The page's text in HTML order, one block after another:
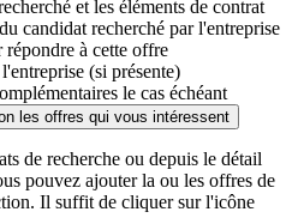
et les éléments de contrat
candidat recherché par l'entreprise
répondre à cette offre
(si présente)
le cas échéant
les offres qui vous intéressent
de recherche ou depuis le détail
pouvez ajouter la ou les offres de
Il suffit de cliquer sur l'icône